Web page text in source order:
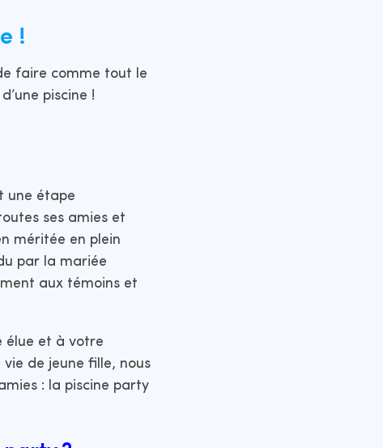
!
faire comme tout le
piscine !
une étape
ses amies et
méritée en plein
par la mariée
aux témoins et
élue et à votre
de jeune fille, nous
: la piscine party